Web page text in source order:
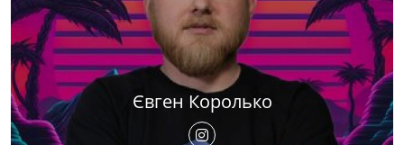
Євген Королько